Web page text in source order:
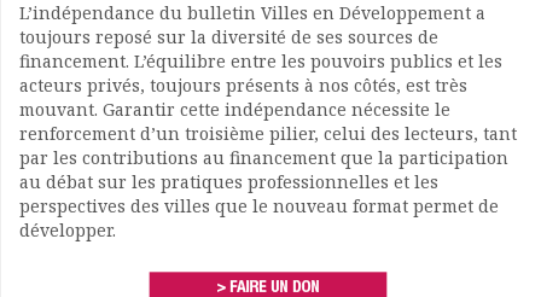
L’indépendance du bulletin Villes en Développement a
toujours reposé sur la diversité de ses sources de
financement. L’équilibre entre les pouvoirs publics et les
acteurs privés, toujours présents à nos côtés, est très
mouvant. Garantir cette indépendance nécessite le
renforcement d’un troisième pilier, celui des lecteurs, tant
par les contributions au financement que la participation
au débat sur les pratiques professionnelles et les
perspectives des villes que le nouveau format permet de
développer.